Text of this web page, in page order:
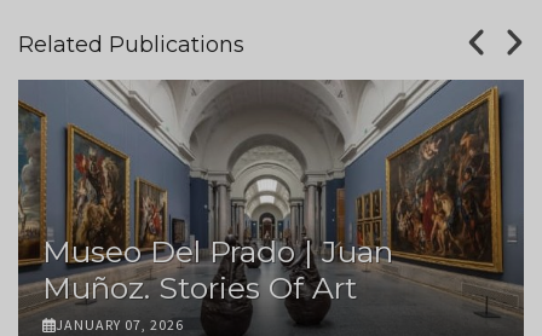
Related Publications
Museo Del Prado | Juan
Muñoz. Stories Of Art
JANUARY 07, 2026